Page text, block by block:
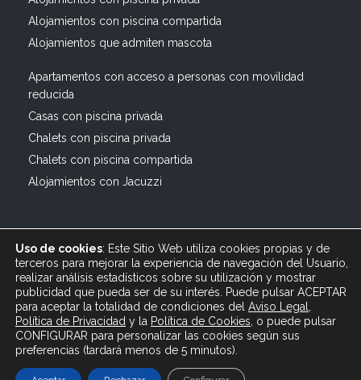
Alojamientos con piscina compartida
Alojamientos que admiten mascota
Apartamentos con acceso a personas con movilidad
reducida
Casas con piscina privada
Chalets con piscina privada
Chalets con piscina compartida
Alojamientos con Jacuzzi
© 2019 All rights reserved Bagus Vacaciones :: Alquiler
Turístico Vacacional en España, Andalucía, Cádiz ·
info@bagusvacaciones.es · Tel.: 610 89 35 05 · Diseño
Web XSEO http://xseo.es
Uso de cookies: Este Sitio Web utiliza cookies propias y de
terceros para mejorar la experiencia de navegación del Usuario,
realizar análisis estadísticos sobre su utilización y mostrar
publicidad que pueda ser de su interés. Puede pulsar ACEPTAR
para aceptar la totalidad de condiciones del Aviso Legal
Política de Privacidad y la Política de Cookies , o puede pulsar
CONFIGURAR para personalizar las cookies según sus
preferencias (tardará menos de 5 minutos).